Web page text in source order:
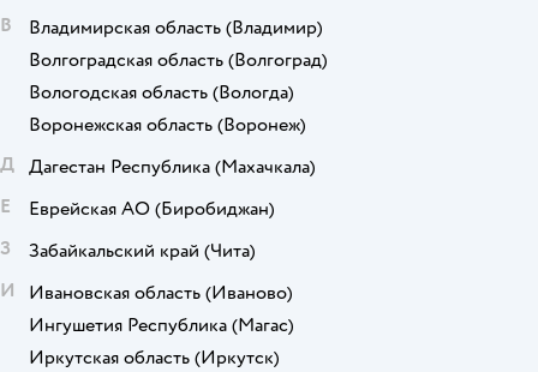
В
Владимирская область (Владимир)
Волгоградская область (Волгоград)
Вологодская область (Вологда)
Воронежская область (Воронеж)
Д Дагестан Республика (Махачкала)
Е
Еврейская АО (Биробиджан)
З
Забайкальский край (Чита)
И
Ивановская область (Иваново)
Ингушетия Республика (Магас)
Иркутская область (Иркутск)